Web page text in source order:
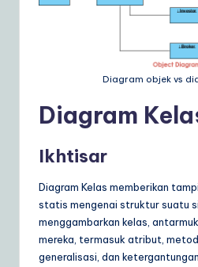
o
ft
w
Diagram objek vs
Diagram
Ikhtisar
Diagram Kelas memberikan
statis mengenai struktur suatu
menggambarkan kelas,
mereka, termasuk atribut,
generalisasi, dan